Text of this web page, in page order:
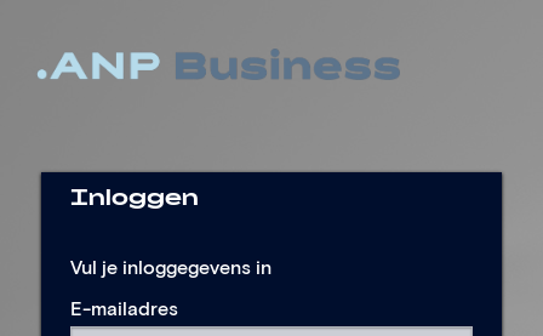
Inloggen
Vul je inloggegevens in
E-mailadres